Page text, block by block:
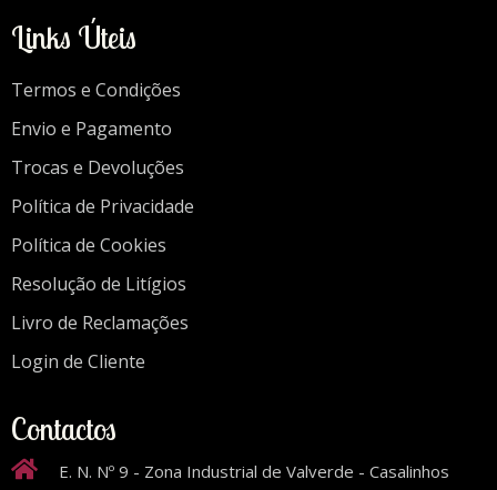
Links Úteis
Termos e Condições
Envio e Pagamento
Trocas e Devoluções
Política de Privacidade
Política de Cookies
Resolução de Litígios
Livro de Reclamações
Login de Cliente
Contactos
E. N. Nº 9 - Zona Industrial de Valverde - Casalinhos